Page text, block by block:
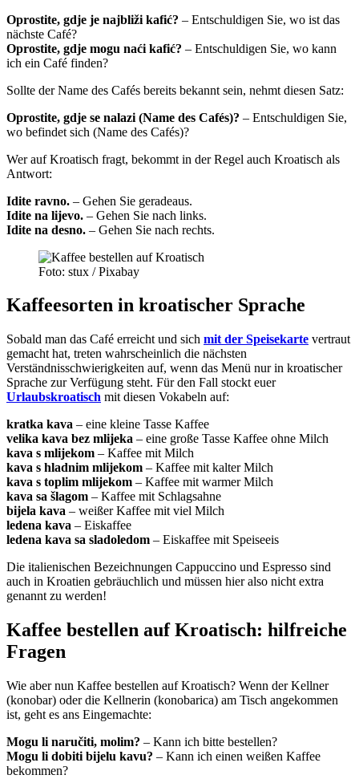
Oprostite, gdje je najbliži kafić? – Entschuldigen Sie, wo ist das
nächste Café?
Oprostite, gdje mogu naći kafić? – Entschuldigen Sie, wo kann
ich ein Café finden?
Sollte der Name des Cafés bereits bekannt sein, nehmt diesen Satz:
Oprostite, gdje se nalazi (Name des Cafés)? – Entschuldigen Sie,
wo befindet sich (Name des Cafés)?
Wer auf Kroatisch fragt, bekommt in der Regel auch Kroatisch als
Antwort:
Idite ravno. – Gehen Sie geradeaus.
Idite na lijevo. – Gehen Sie nach links.
Idite na desno. – Gehen Sie nach rechts.
Foto: stux / Pixabay
Kaffeesorten in kroatischer Sprache
Sobald man das Café erreicht und sich mit der Speisekarte vertraut
gemacht hat, treten wahrscheinlich die nächsten
Verständnisschwierigkeiten auf, wenn das Menü nur in kroatischer
Sprache zur Verfügung steht. Für den Fall stockt euer
Urlaubskroatisch mit diesen Vokabeln auf:
kratka kava – eine kleine Tasse Kaffee
velika kava bez mlijeka – eine große Tasse Kaffee ohne Milch
kava s mlijekom – Kaffee mit Milch
kava s hladnim mlijekom – Kaffee mit kalter Milch
kava s toplim mlijekom – Kaffee mit warmer Milch
kava sa šlagom – Kaffee mit Schlagsahne
bijela kava – weißer Kaffee mit viel Milch
ledena kava – Eiskaffee
ledena kava sa sladoledom – Eiskaffee mit Speiseeis
Die italienischen Bezeichnungen Cappuccino und Espresso sind
auch in Kroatien gebräuchlich und müssen hier also nicht extra
genannt zu werden!
Kaffee bestellen auf Kroatisch: hilfreiche
Fragen
Wie aber nun Kaffee bestellen auf Kroatisch? Wenn der Kellner
(konobar) oder die Kellnerin (konobarica) am Tisch angekommen
ist, geht es ans Eingemachte:
Mogu li naručiti, molim? – Kann ich bitte bestellen?
Mogu li dobiti bijelu kavu? – Kann ich einen weißen Kaffee
bekommen?